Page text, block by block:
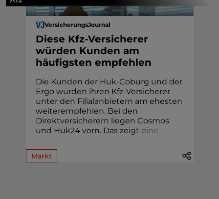
VersicherungsJournal
Diese Kfz-Versicherer
würden Kunden am
häufigsten empfehlen
Die Kunden der Huk-Coburg und der
Ergo würden ihren Kfz-Versicherer
unter den Filialanbietern am ehesten
weiterempfehlen. Bei den
Direktversicherern liegen Cosmos
und Huk24 vorn. Das zeigt eine
Markt